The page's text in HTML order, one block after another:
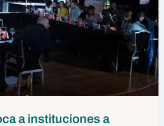
a instituciones a